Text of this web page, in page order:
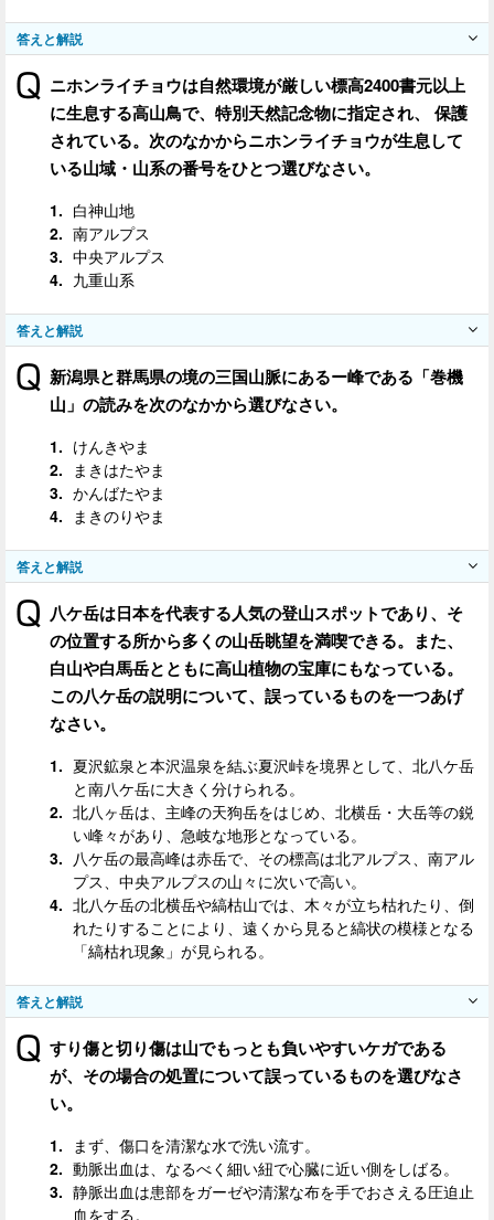
答えと解説
ニホンライチョウは自然環境が厳しい標高2400書元以上
に生息する高山鳥で、特別天然記念物に指定され、 保護
されている。次のなかからニホンライチョウが生息して
いる山域・山系の番号をひとつ選びなさい。
白神山地
南アルプス
中央アルプス
九重山系
答えと解説
新潟県と群馬県の境の三国山脈にあるー峰である「巻機
山」の読みを次のなかから選びなさい。
けんきやま
まきはたやま
かんばたやま
まきのりやま
答えと解説
八ケ岳は日本を代表する人気の登山スポットであり、そ
の位置する所から多くの山岳眺望を満喫できる。また、
白山や白馬岳とともに高山植物の宝庫にもなっている。
この八ケ岳の説明について、誤っているものを一つあげ
なさい。
夏沢鉱泉と本沢温泉を結ぶ夏沢峠を境界として、北八ケ岳
と南八ケ岳に大きく分けられる。
北八ヶ岳は、主峰の天狗岳をはじめ、北横岳・大岳等の鋭
い峰々があり、急岐な地形となっている。
八ケ岳の最高峰は赤岳で、その標高は北アルプス、南アル
プス、中央アルプスの山々に次いで高い。
北八ケ岳の北横岳や縞枯山では、木々が立ち枯れたり、倒
れたりすることにより、遠くから見ると縞状の模様となる
「縞枯れ現象」が見られる。
答えと解説
すり傷と切り傷は山でもっとも負いやすいケガである
が、その場合の処置について誤っているものを選びなさ
い。
まず、傷口を清潔な水で洗い流す。
動脈出血は、なるべく細い紐で心臓に近い側をしばる。
静脈出血は患部をガーゼや清潔な布を手でおさえる圧迫止
血をする。